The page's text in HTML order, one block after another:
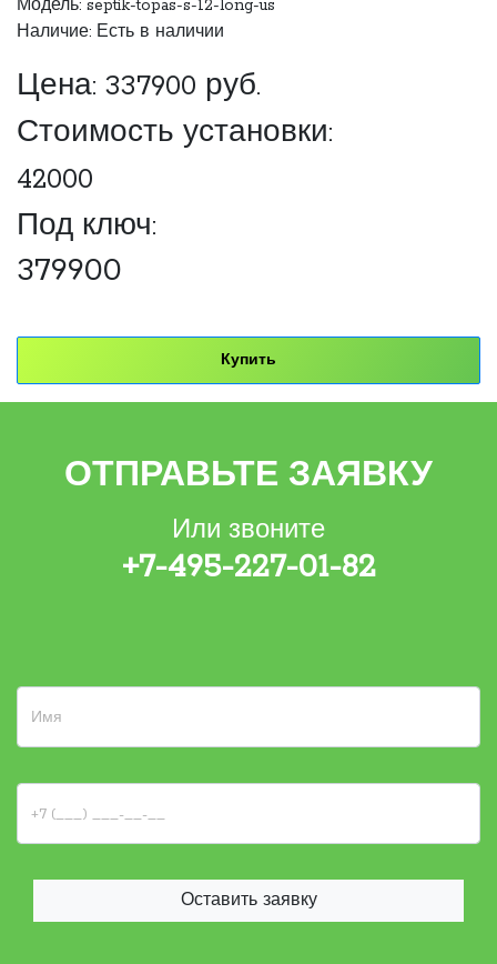
Модель: septik-topas-s-12-long-us
Наличие: Есть в наличии
Цена: 337900 руб.
Стоимость установки:
42000
Под ключ:
379900
Купить
ОТПРАВЬТЕ ЗАЯВКУ
Или звоните
+7-495-227-01-82
Оставить заявку